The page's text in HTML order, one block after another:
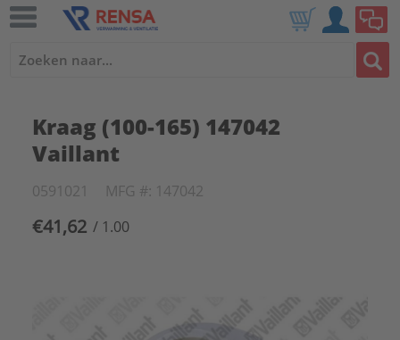
Kraag (100-165) 147042
Vaillant
0591021 MFG #: 147042
€41,62 / 1.00